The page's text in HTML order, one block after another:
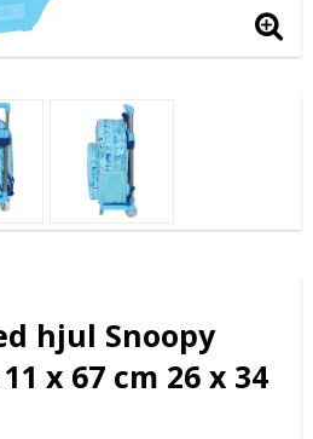
hjul Snoopy
x 67 cm 26 x 34